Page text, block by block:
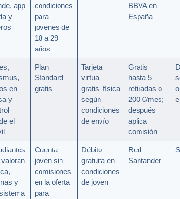
app
y
condiciones
para
jóvenes de
18 a 29
años
BBVA en
España
en
y
el
Plan
Standard
gratis
Tarjeta
virtual
gratis; física
según
condiciones
de envío
Gratis
hasta 5
retiradas o
200 €/mes;
después
aplica
comisión
valoran
y
Cuenta
joven sin
comisiones
en la oferta
para
Débito
gratuita en
condiciones
de joven
Red
Santander